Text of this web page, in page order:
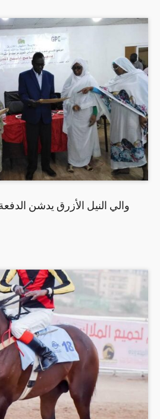
والي النيل الأزرق يدشن